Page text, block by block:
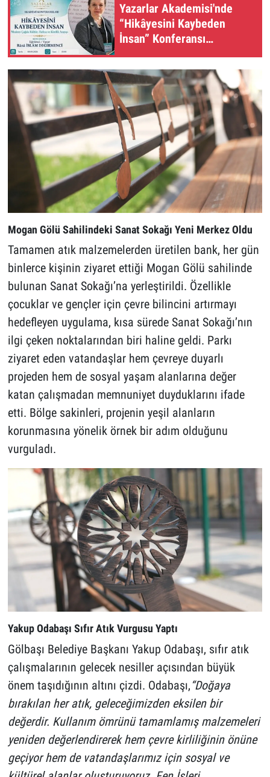
Yazarlar Akademisi'nde
“Hikâyesini Kaybeden
İnsan” Konferansı
Düzenleniyor
Mogan Gölü Sahilindeki Sanat Sokağı Yeni Merkez Oldu
Tamamen atık malzemelerden üretilen bank, her gün
binlerce kişinin ziyaret ettiği Mogan Gölü sahilinde
bulunan Sanat Sokağı’na yerleştirildi. Özellikle
çocuklar ve gençler için çevre bilincini artırmayı
hedefleyen uygulama, kısa sürede Sanat Sokağı’nın
ilgi çeken noktalarından biri haline geldi. Parkı
ziyaret eden vatandaşlar hem çevreye duyarlı
projeden hem de sosyal yaşam alanlarına değer
katan çalışmadan memnuniyet duyduklarını ifade
etti. Bölge sakinleri, projenin yeşil alanların
korunmasına yönelik örnek bir adım olduğunu
vurguladı.
Yakup Odabaşı Sıfır Atık Vurgusu Yaptı
Gölbaşı Belediye Başkanı Yakup Odabaşı, sıfır atık
çalışmalarının gelecek nesiller açısından büyük
önem taşıdığının altını çizdi. Odabaşı,“Doğaya
bırakılan her atık, geleceğimizden eksilen bir
değerdir. Kullanım ömrünü tamamlamış malzemeleri
yeniden değerlendirerek hem çevre kirliliğinin önüne
geçiyor hem de vatandaşlarımız için sosyal ve